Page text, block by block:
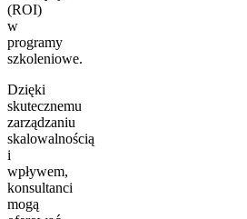
(ROI)
w
programy
szkoleniowe.
Dzięki
skutecznemu
zarządzaniu
skalowalnością
i
wpływem,
konsultanci
mogą